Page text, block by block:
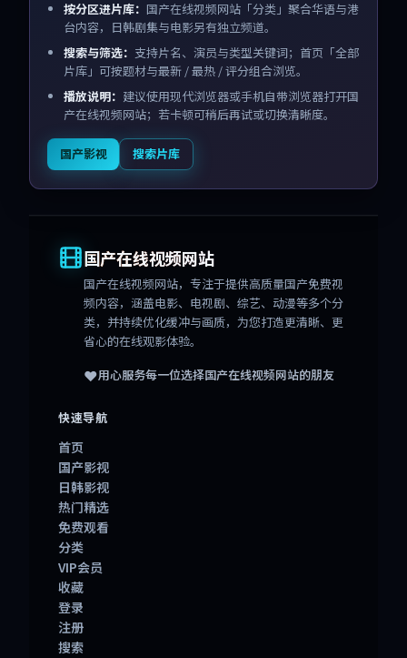
按分区进片库： 国产在线视频网站「分类」聚合华语与港
台内容，日韩剧集与电影另有独立频道。
搜索与筛选： 支持片名、演员与类型关键词；首页「全部
片库」可按题材与最新 / 最热 / 评分组合浏览。
播放说明： 建议使用现代浏览器或手机自带浏览器打开国
产在线视频网站；若卡顿可稍后再试或切换清晰度。
国产影视 搜索片库
国产在线视频网站
国产在线视频网站，专注于提供高质量国产免费视
频内容，涵盖电影、电视剧、综艺、动漫等多个分
类，并持续优化缓冲与画质，为您打造更清晰、更
省心的在线观影体验。
❤️用心服务每一位选择国产在线视频网站的朋友
快速导航
首页
国产影视
日韩影视
热门精选
免费观看
分类
VIP会员
收藏
登录
注册
搜索